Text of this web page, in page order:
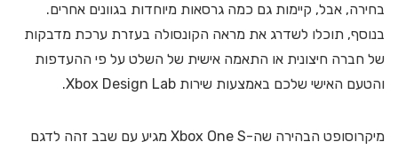
בחירה, אבל, קיימות גם כמה גרסאות מיוחדות בגוונים אחרים.
בנוסף, תוכלו לשדרג את מראה הקונסולה בעזרת ערכת מדבקות
של חברה חיצונית או התאמה אישית של השלט על פי ההעדפות
והטעם האישי שלכם באמצעות שירות Xbox Design Lab.
מיקרוסופט הבהירה שה-Xbox One S מגיע עם שבב זהה לדגם